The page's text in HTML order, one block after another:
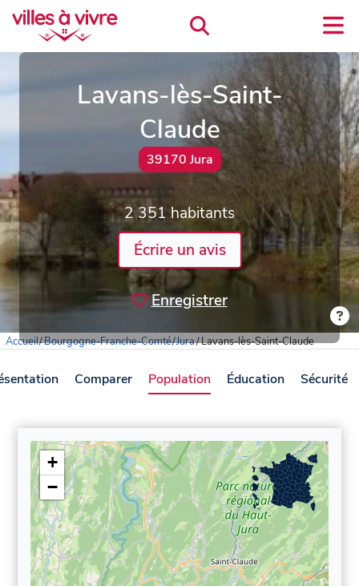
Lavans-lès-Saint-
Claude
39170 Jura
2 351 habitants
Écrire un avis
Enregistrer
Accueil/Bourgogne-Franche-Comté/Jura/Lavans-lès-Saint-Claude
Comparer Population Éducation Sécurité
+
−